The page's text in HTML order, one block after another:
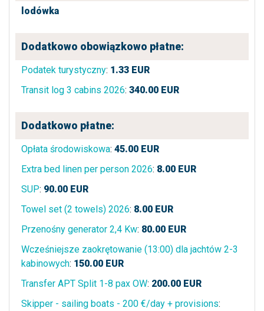
lodówka
Dodatkowo obowiązkowo płatne:
Podatek turystyczny: 1.33 EUR
Transit log 3 cabins 2026: 340.00 EUR
Dodatkowo płatne:
Opłata środowiskowa: 45.00 EUR
Extra bed linen per person 2026: 8.00 EUR
SUP: 90.00 EUR
Towel set (2 towels) 2026: 8.00 EUR
Przenośny generator 2,4 Kw: 80.00 EUR
Wcześniejsze zaokrętowanie (13:00) dla jachtów 2-3
kabinowych: 150.00 EUR
Transfer APT Split 1-8 pax OW: 200.00 EUR
Skipper - sailing boats - 200 €/day + provisions: